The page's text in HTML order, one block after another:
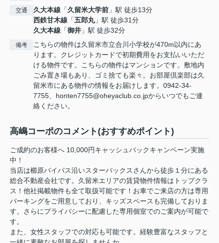
交通 久大本線 「久留米大学前 」駅 徒歩13分
西鉄甘木線 「五郎丸」駅 徒歩31分
久大本線 「御井 」駅 徒歩32分
備考
こちらの物件は久留米市立合川小学校が470m以内にあ
ります。クレジットカードで初期費用をお支払いいただ
ける物件です。こちらの物件はマンションです。敷地内
ごみ置き場もあり、ゴミ捨ても楽々。お部屋倶楽部は久
留米市にある物件の情報をお届けします。0942-34-
7755、honten7755@oheyaclub.co.jpからいつでもご連
絡ください。
高嶋コーポのコメント(おすすめポイント)
ご成約のお客様へ 10,000円キャッシュバックキャンペーン実施
中！
当店は櫛原バイパス沿いスターバックスさんから徒歩１分にある
総合不動産会社です。久留米エリアの賃貸物件情報はトップクラ
ス！他社掲載物件も全て取扱可能です！お車でご来店の方は専用
パーキングをご用意しており、キッズスペースも完備しておりま
す。さらにプライバシーに配慮した専用個室でのご案内が可能で
す。
また、女性スタッフでの対応も可能です。経験豊富なスタッフと